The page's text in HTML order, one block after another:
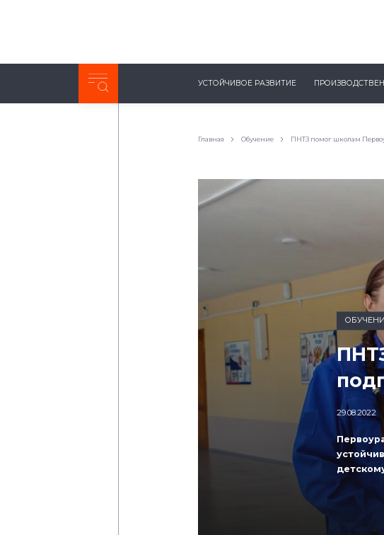
Неделя с ТМК. Выпуск №27 (225)
УСТОЙЧИВОЕ РАЗВИТИЕ
Главная Обучение ПНТЗ помог школам
29.08.2022